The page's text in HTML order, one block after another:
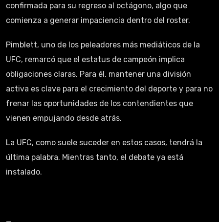
confirmada para su regreso al octágono, algo que
comienza a generar impaciencia dentro del roster.
Pimblett, uno de los peleadores más mediáticos de la
UFC, remarcó que el estatus de campeón implica
obligaciones claras. Para él, mantener una división
activa es clave para el crecimiento del deporte y para no
frenar las oportunidades de los contendientes que
vienen empujando desde atrás.
La UFC, como suele suceder en estos casos, tendrá la
última palabra. Mientras tanto, el debate ya está
instalado.